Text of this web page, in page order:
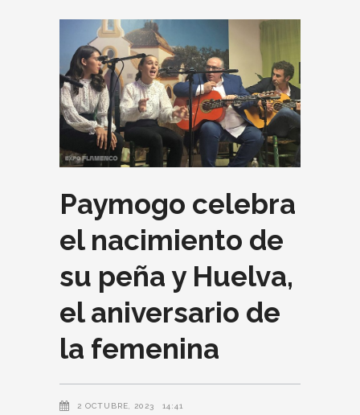
Paymogo celebra
el nacimiento de
su peña y Huelva,
el aniversario de
la femenina
2 OCTUBRE, 2023 14:41